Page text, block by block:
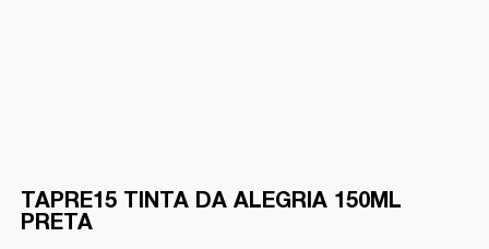
TAPRE15 TINTA DA ALEGRIA 150ML
PRETA